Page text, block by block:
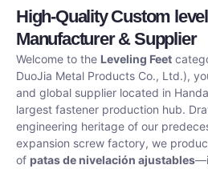
High-Quality Custom
Manufacturer & Supplier
Welcome to the Leveling Feet
DuoJia Metal Products Co., Ltd.),
and global supplier located in
largest fastener production hub.
engineering heritage of our
expansion screw factory, we
of patas de nivelación ajustables